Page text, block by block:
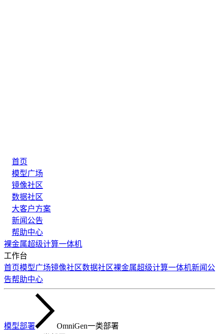
首页
模型广场
镜像社区
数据社区
大客户方案
新闻公告
帮助中心
裸金属超级计算一体机
工作台
首页模型广场镜像社区数据社区裸金属超级计算一体机新闻公
告帮助中心
模型部署
OmniGen一类部署